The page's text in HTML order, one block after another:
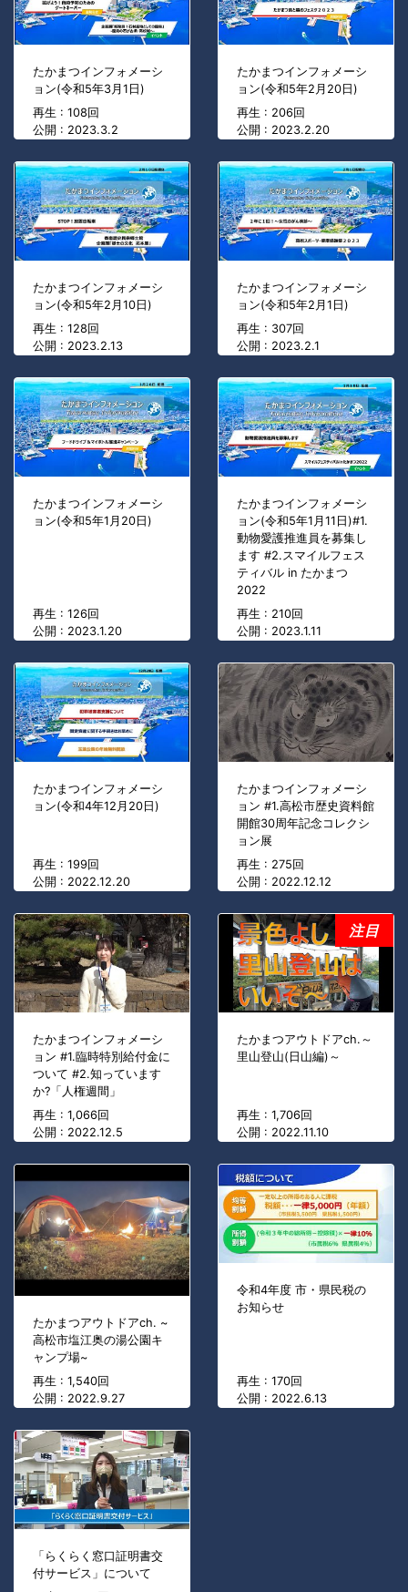
たかまつインフォメーシ
ョン(令和5年3月1日)
再生 : 108回
公開 : 2023.3.2
たかまつインフォメーシ
ョン(令和5年2月20日)
再生 : 206回
公開 : 2023.2.20
たかまつインフォメーシ
ョン(令和5年2月10日)
再生 : 128回
公開 : 2023.2.13
たかまつインフォメーシ
ョン(令和5年2月1日)
再生 : 307回
公開 : 2023.2.1
たかまつインフォメーシ
ョン(令和5年1月20日)
再生 : 126回
公開 : 2023.1.20
たかまつインフォメーシ
ョン(令和5年1月11日)#1.
動物愛護推進員を募集し
ます #2.スマイルフェス
ティバル in たかまつ
2022
再生 : 210回
公開 : 2023.1.11
たかまつインフォメーシ
ョン(令和4年12月20日)
再生 : 199回
公開 : 2022.12.20
たかまつインフォメーシ
ョン #1.高松市歴史資料館
開館30周年記念コレクシ
ョン展
再生 : 275回
公開 : 2022.12.12
たかまつインフォメーシ
ョン #1.臨時特別給付金に
ついて #2.知っています
か?「人権週間」
再生 : 1,066回
公開 : 2022.12.5
たかまつアウトドアch.～
里山登山(日山編)～
再生 : 1,706回
公開 : 2022.11.10
注目
たかまつアウトドアch. ~
高松市塩江奥の湯公園キ
ャンプ場~
再生 : 1,540回
公開 : 2022.9.27
令和4年度 市・県民税の
お知らせ
再生 : 170回
公開 : 2022.6.13
「らくらく窓口証明書交
付サービス」について